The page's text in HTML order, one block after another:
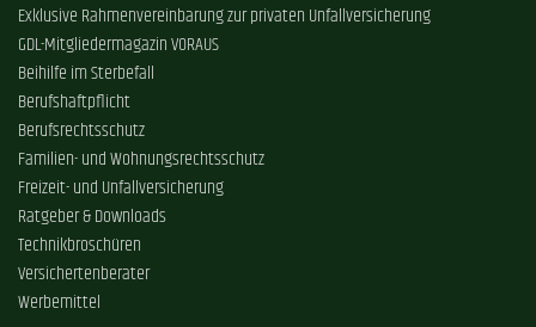
Exklusive Rahmenvereinbarung zur privaten Unfallversicherung
GDL-Mitgliedermagazin VORAUS
Beihilfe im Sterbefall
Berufshaftpflicht
Berufsrechtsschutz
Familien- und Wohnungsrechtsschutz
Freizeit- und Unfallversicherung
Ratgeber & Downloads
Technikbroschüren
Versichertenberater
Werbemittel